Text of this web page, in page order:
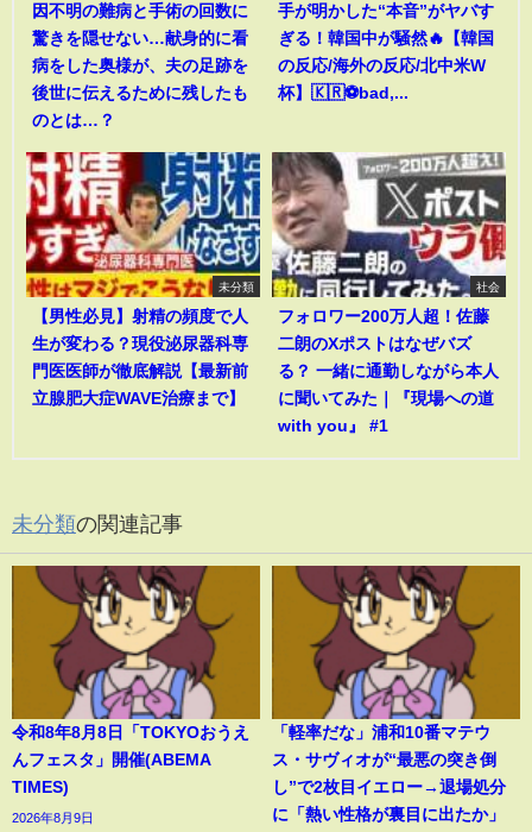
因不明の難病と手術の回数に
驚きを隠せない…献身的に看
病をした奥様が、夫の足跡を
後世に伝えるために残したも
のとは…？
手が明かした“本音”がヤバす
ぎる！韓国中が騒然🔥【韓国
の反応/海外の反応/北中米W
杯】🇰🇷⚽bad,...
未分類
【男性必見】射精の頻度で人
生が変わる？現役泌尿器科専
門医医師が徹底解説【最新前
立腺肥大症WAVE治療まで】
社会
フォロワー200万人超！佐藤
二朗のXポストはなぜバズ
る？ 一緒に通勤しながら本人
に聞いてみた｜『現場への道
with you』 #1
未分類の関連記事
令和8年8月8日「TOKYOおうえ
んフェスタ」開催(ABEMA
TIMES)
2026年8月9日
「軽率だな」浦和10番マテウ
ス・サヴィオが“最悪の突き倒
し”で2枚目イエロー→退場処分
に「熱い性格が裏目に出たか」